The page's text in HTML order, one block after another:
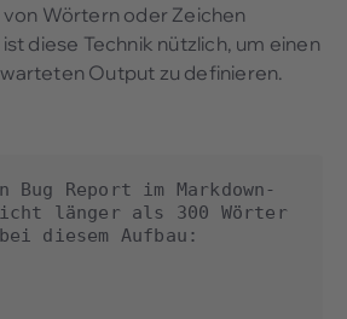
Wörtern oder Zeichen
diese Technik nützlich, um einen
Output zu definieren.
Report im Markdown-
länger als 300 Wörter
diesem Aufbau: